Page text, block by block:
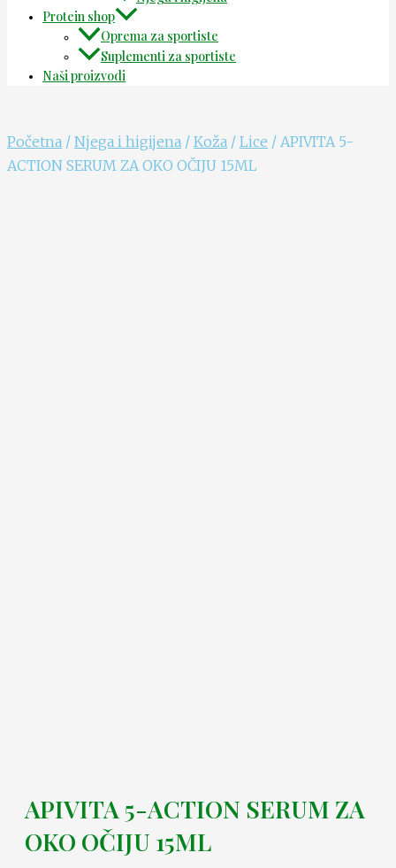
Protein shop
Oprema za sportiste
Suplementi za sportiste
Naši proizvodi
Početna / Njega i higijena / Koža / Lice / APIVITA 5-
ACTION SERUM ZA OKO OČIJU 15ML
APIVITA 5-ACTION SERUM ZA
OKO OČIJU 15ML